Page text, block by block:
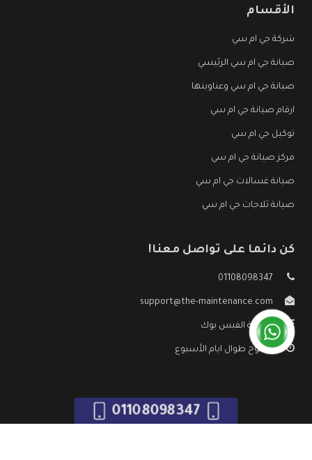
الأقسام
شركة جي ام سي
صيانة جي ام سي الرئيسي
صيانة جي ام سي وعناوينها
ارقام صيانة جي ام سي
توكيل جي ام سي
مركز صيانة جي ام سي
صيانة غسالات جي ام سي
صيانة ثلاجات جي ام سي
كن دائما على تواصل معنا!
01108098347
support@the-maintenance.com
صفحة الفيس بوك
مفتوح طوال ايام الأسبوع
01108098347